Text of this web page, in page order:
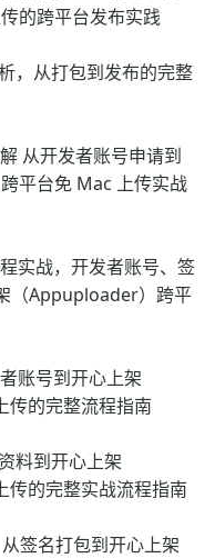
的跨平台发布实践
，从打包到发布的完整
从开发者账号申请到
平台免 Mac 上传实战
实战，开发者账号、签
（Appuploader）跨平
账号到开心上架
传的完整流程指南
料到开心上架
传的完整实战流程指南
签名打包到开心上架